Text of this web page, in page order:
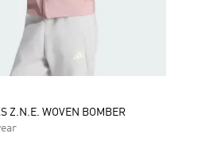
Z.N.E. WOVEN BOMBER